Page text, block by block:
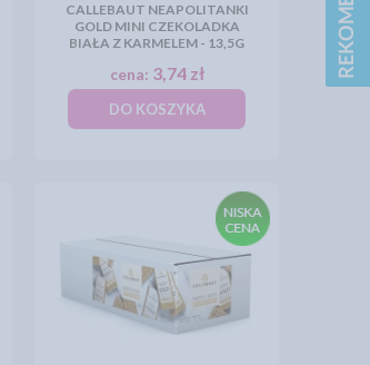
CALLEBAUT NEAPOLITANKI
GOLD MINI CZEKOLADKA
BIAŁA Z KARMELEM - 13,5G
cena: 3,74 zł
DO KOSZYKA